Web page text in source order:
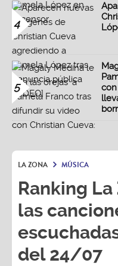
4
5
con
LA ZONA MÚSICA
Ranking La
las
del 24/07